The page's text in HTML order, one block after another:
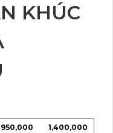
KHÚC
950,000
1,400,000